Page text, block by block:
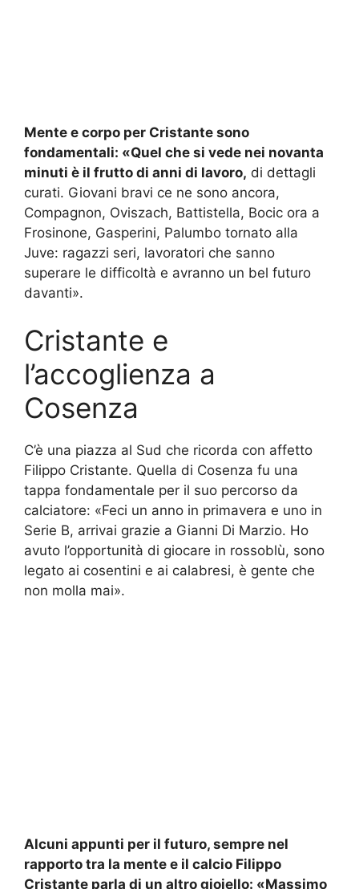
Mente e corpo per Cristante sono
fondamentali: «Quel che si vede nei novanta
minuti è il frutto di anni di lavoro, di dettagli
curati. Giovani bravi ce ne sono ancora,
Compagnon, Oviszach, Battistella, Bocic ora a
Frosinone, Gasperini, Palumbo tornato alla
Juve: ragazzi seri, lavoratori che sanno
superare le difficoltà e avranno un bel futuro
davanti».
Cristante e
l’accoglienza a
Cosenza
C’è una piazza al Sud che ricorda con affetto
Filippo Cristante. Quella di Cosenza fu una
tappa fondamentale per il suo percorso da
calciatore: «Feci un anno in primavera e uno in
Serie B, arrivai grazie a Gianni Di Marzio. Ho
avuto l’opportunità di giocare in rossoblù, sono
legato ai cosentini e ai calabresi, è gente che
non molla mai».
Alcuni appunti per il futuro, sempre nel
rapporto tra la mente e il calcio Filippo
Cristante parla di un altro gioiello: «Massimo